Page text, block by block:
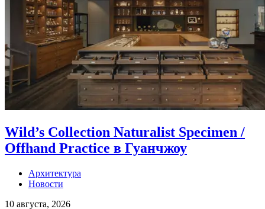
Wild’s Collection Naturalist Specimen /
Offhand Practice в Гуанчжоу
Архитектура
Новости
10 августа, 2026